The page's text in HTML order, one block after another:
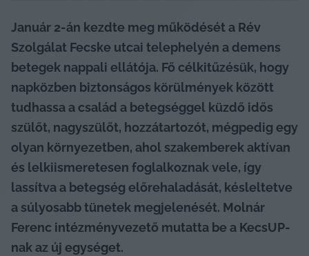
Január 2-án kezdte meg működését a Rév
Szolgálat Fecske utcai telephelyén a demens
betegek nappali ellátója. Fő célkitűzésük, hogy
napközben biztonságos körülmények között
tudhassa a család a betegséggel küzdő idős
szülőt, nagyszülőt, hozzátartozót, mégpedig egy
olyan környezetben, ahol szakemberek aktívan
és lelkiismeretesen foglalkoznak vele, így
lassítva a betegség előrehaladását, késleltetve
a súlyosabb tünetek megjelenését. Molnár
Ferenc intézményvezető mutatta be a KecsUP-
nak az új egységet.